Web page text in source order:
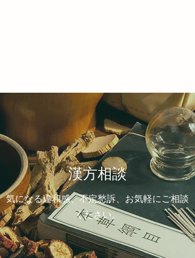
漢方相談
気になる違和感、不定愁訴、お気軽にご相談
ください。